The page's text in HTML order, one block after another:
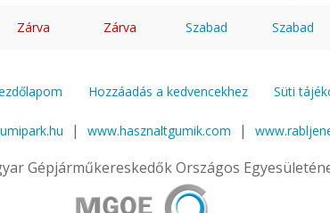
Zárva Zárva Szabad Szabad
Hozzáadás a kedvencekhez Süti
| www.hasznaltgumik.com |
Gépjárműkereskedők Országos